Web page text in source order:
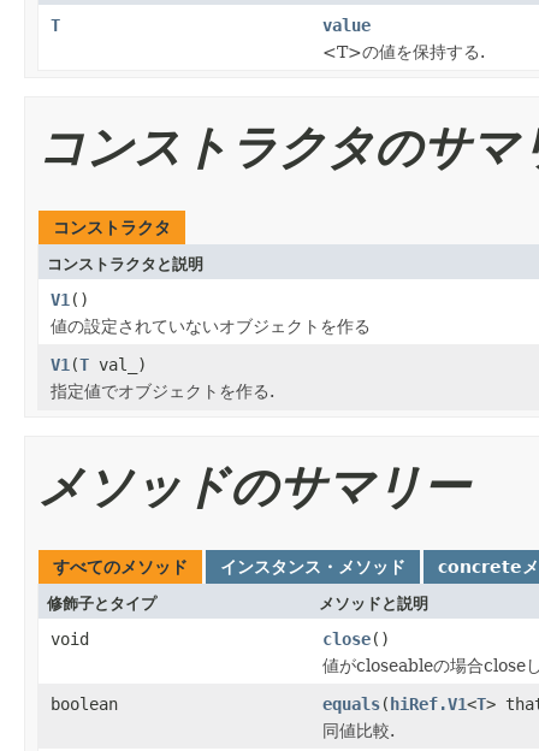
T
value
<T>の値を保持する.
コンストラクタのサマ
コンストラクタ
コンストラクタと説明
V1 ()
値の設定されていないオブジェクトを作る
V1 (T val_)
指定値でオブジェクトを作る.
メソッドのサマリー
すべてのメソッド インスタンス・メソッド concreteメ
修飾子とタイプ メソッドと説明
void close()
値がcloseableの場合close
boolean
equals(hiRef.V1<T>
同値比較.